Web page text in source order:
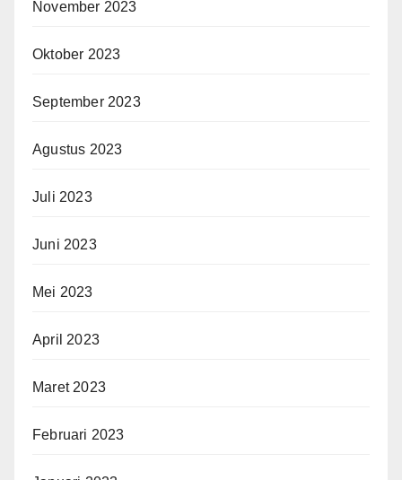
November 2023
Oktober 2023
September 2023
Agustus 2023
Juli 2023
Juni 2023
Mei 2023
April 2023
Maret 2023
Februari 2023